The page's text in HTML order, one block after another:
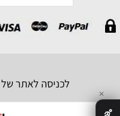
לכניסה לאתר של
✕